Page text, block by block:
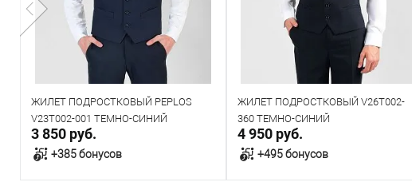
ЖИЛЕТ ПОДРОСТКОВЫЙ PEPLOS
V23T002-001 ТЕМНО-СИНИЙ
3 850 руб.
+385 бонусов
ЖИЛЕТ ПОДРОСТКОВЫЙ V26T002-
360 ТЕМНО-СИНИЙ
4 950 руб.
+495 бонусов